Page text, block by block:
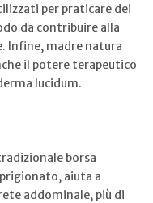
per praticare dei
da contribuire alla
Infine, madre natura
il potere terapeutico
lucidum.
borsa
aiuta a
addominale, più di